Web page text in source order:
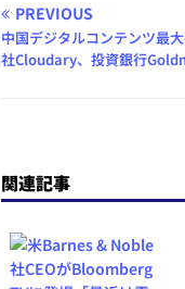
PREVIOUS
中国デジタルコンテンツ最
社Cloudary、投資銀行
関連記事